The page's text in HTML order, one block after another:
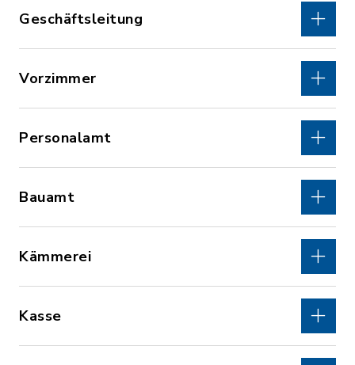
Geschäftsleitung
Vorzimmer
Personalamt
Bauamt
Kämmerei
Kasse